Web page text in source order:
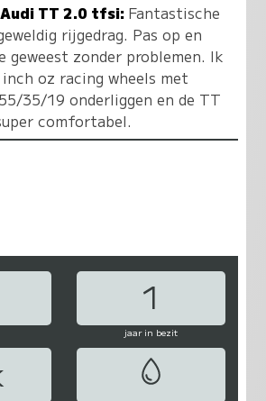
TT 2.0 tfsi: Fantastische
rijgedrag. Pas op en
geweest zonder problemen. Ik
oz racing wheels met
35/19 onderliggen en de TT
comfortabel.
1
jaar in bezit